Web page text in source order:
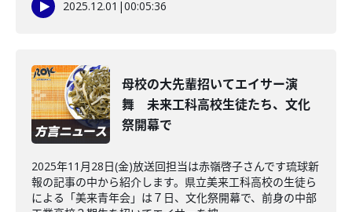
2025.12.01 |00:05:36
母校の大先輩招いてエイサー演
舞 未来工科高校生徒たち、文化
祭開幕で
2025年11月28日(金)放送回担当は赤嶺啓子さんです琉球新
報の記事の中から紹介します。県立美来工科高校の生徒ら
による「美来青年会」は７日、文化祭開幕で、前身の中部